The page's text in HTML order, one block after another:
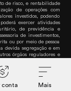
conta
de risco, e rentabilidade
de operações com
investidos, podendo
exercer atividades
de previdência e
de investimentos,
ou por meio de pessoa
devida segregação e em
órgãos reguladores e
telefone 0800 722-3730.